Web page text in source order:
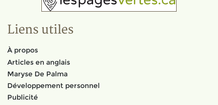
Liens utiles
À propos
Articles en anglais
Maryse De Palma
Développement personnel
Publicité